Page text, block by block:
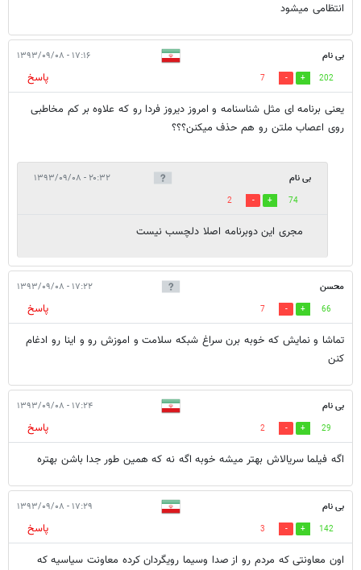
انتظامی میشود
بی نام ۱۷:۱۶ - ۱۳۹۳/۰۹/۰۸
202
7
پاسخ
یعنی برنامه ای مثل شناسنامه و امروز دیروز فردا رو که علاوه بر کم مخاطبی
روی اعصاب ملتن رو هم حذف میکنن؟؟؟
بی نام ۲۰:۳۲ - ۱۳۹۳/۰۹/۰۸
74
2
مجری این دوبرنامه اصلا دلچسب نیست
محسن ۱۷:۲۲ - ۱۳۹۳/۰۹/۰۸
66
7
پاسخ
تماشا و نمایش که خوبه برن سراغ شبکه سلامت و اموزش رو و اینا رو ادغام
کنن
بی نام ۱۷:۲۴ - ۱۳۹۳/۰۹/۰۸
29
2
پاسخ
اگه فيلما سريالاش بهتر ميشه خوبه اگه نه كه همين طور جدا باشن بهتره
بی نام ۱۷:۲۹ - ۱۳۹۳/۰۹/۰۸
142
3
پاسخ
اون معاونتی که مردم رو از صدا وسیما رویگردان کرده معاونت سیاسیه که